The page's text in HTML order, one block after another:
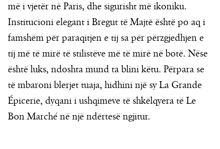
më i vjetër në Paris, dhe sigurisht më ikoniku.
Institucioni elegant i Bregut të Majtë është po aq i
famshëm për paraqitjen e tij sa për përzgjedhjen e
tij më të mirë të stilistëve më të mirë në botë. Nëse
është luks, ndoshta mund ta blini këtu. Përpara se
të mbaroni blerjet tuaja, hidhini një sy La Grande
Épicerie, dyqani i ushqimeve të shkëlqyera të Le
Bon Marché në një ndërtesë ngjitur.